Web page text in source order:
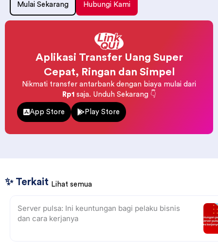
Mulai Sekarang Hubungi Kami
Aplikasi Transfer Uang Super
Cepat, Ringan dan Simpel
Nikmati transfer antarbank dengan biaya mulai dari
Rp1 saja. Unduh Sekarang 👇
App Store Play Store
✨ Terkait Lihat semua
Server pulsa: Ini keuntungan bagi pelaku bisnis
dan cara kerjanya